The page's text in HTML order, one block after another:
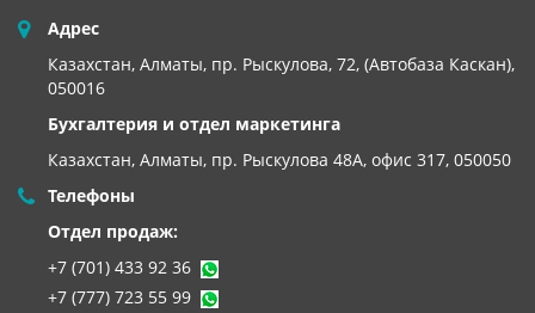
Адрес
Казахстан, Алматы, пр. Рыскулова, 72, (Автобаза Каскан),
050016
Бухгалтерия и отдел маркетинга
Казахстан, Алматы, пр. Рыскулова 48А, офис 317, 050050
Телефоны
Отдел продаж:
+7 (701) 433 92 36
+7 (777) 723 55 99